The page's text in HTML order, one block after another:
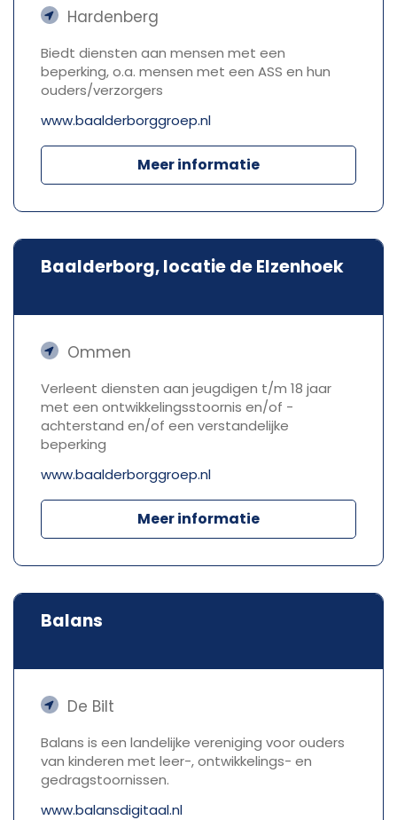
Hardenberg
Biedt diensten aan mensen met een
beperking, o.a. mensen met een ASS en hun
ouders/verzorgers
www.baalderborggroep.nl
Meer informatie
Baalderborg, locatie de Elzenhoek
Ommen
Verleent diensten aan jeugdigen t/m 18 jaar
met een ontwikkelingsstoornis en/of -
achterstand en/of een verstandelijke
beperking
www.baalderborggroep.nl
Meer informatie
Balans
De Bilt
Balans is een landelijke vereniging voor ouders
van kinderen met leer-, ontwikkelings- en
gedragstoornissen.
www.balansdigitaal.nl